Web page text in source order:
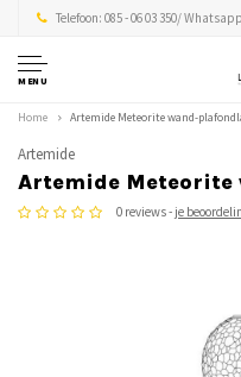
Telefoon: 085 - 06 03 350/
MENU
Home Artemide Meteorite wand-
Artemide
Artemide Meteorite
0 reviews - je